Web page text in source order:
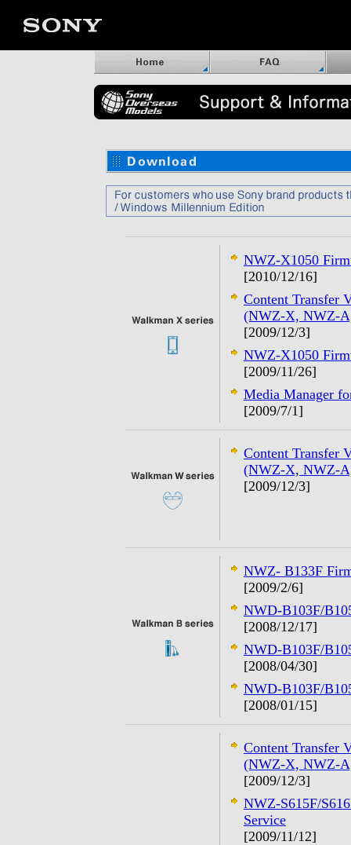
NWZ-X1050
[2010/12/16]
Content Transfer
(NWZ-X, NWZ-
[2009/12/3]
NWZ-X1050
[2009/11/26]
Media Manager
[2009/7/1]
Content Transfer
(NWZ-X, NWZ-
[2009/12/3]
NWZ- B133F
[2009/2/6]
NWD-B103F/
[2008/12/17]
NWD-B103F/
[2008/04/30]
NWD-B103F/
[2008/01/15]
Content Transfer
(NWZ-X, NWZ-
[2009/12/3]
NWZ-S615F/
Service
[2009/11/12]